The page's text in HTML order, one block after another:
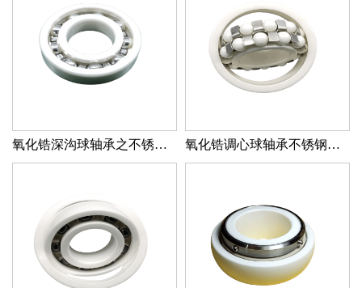
氧化锆深沟球轴承之不锈钢保持器 氧化锆调心球轴承不锈钢保持器